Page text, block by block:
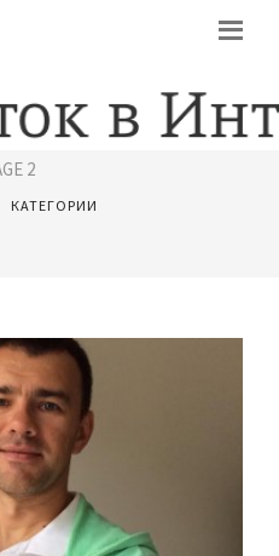
РАБОТА
2
КАТЕГОРИИ